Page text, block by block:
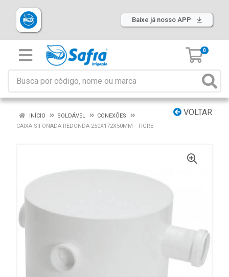
Baixe já nosso APP
0
VOLTAR
INÍCIO SOLDÁVEL
CONEXÕES
CAIXA SIFONADA REDONDA 250X172X50MM - TIGRE